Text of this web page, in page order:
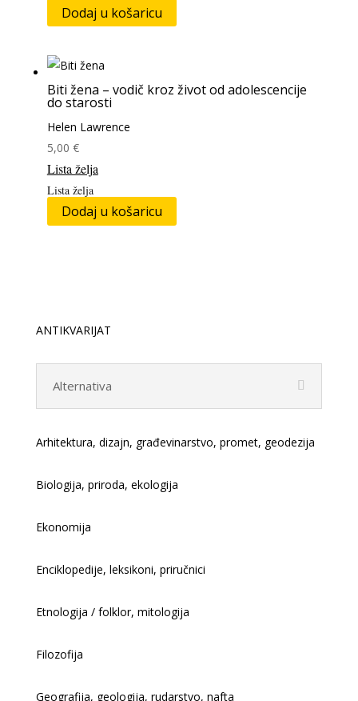
Dodaj u košaricu
Biti žena – vodič kroz život od adolescencije
do starosti
Helen Lawrence
5,00 €
Lista želja
Lista želja
Dodaj u košaricu
ANTIKVARIJAT
Alternativa
Arhitektura, dizajn, građevinarstvo, promet, geodezija
Biologija, priroda, ekologija
Ekonomija
Enciklopedije, leksikoni, priručnici
Etnologija / folklor, mitologija
Filozofija
Geografija, geologija, rudarstvo, nafta